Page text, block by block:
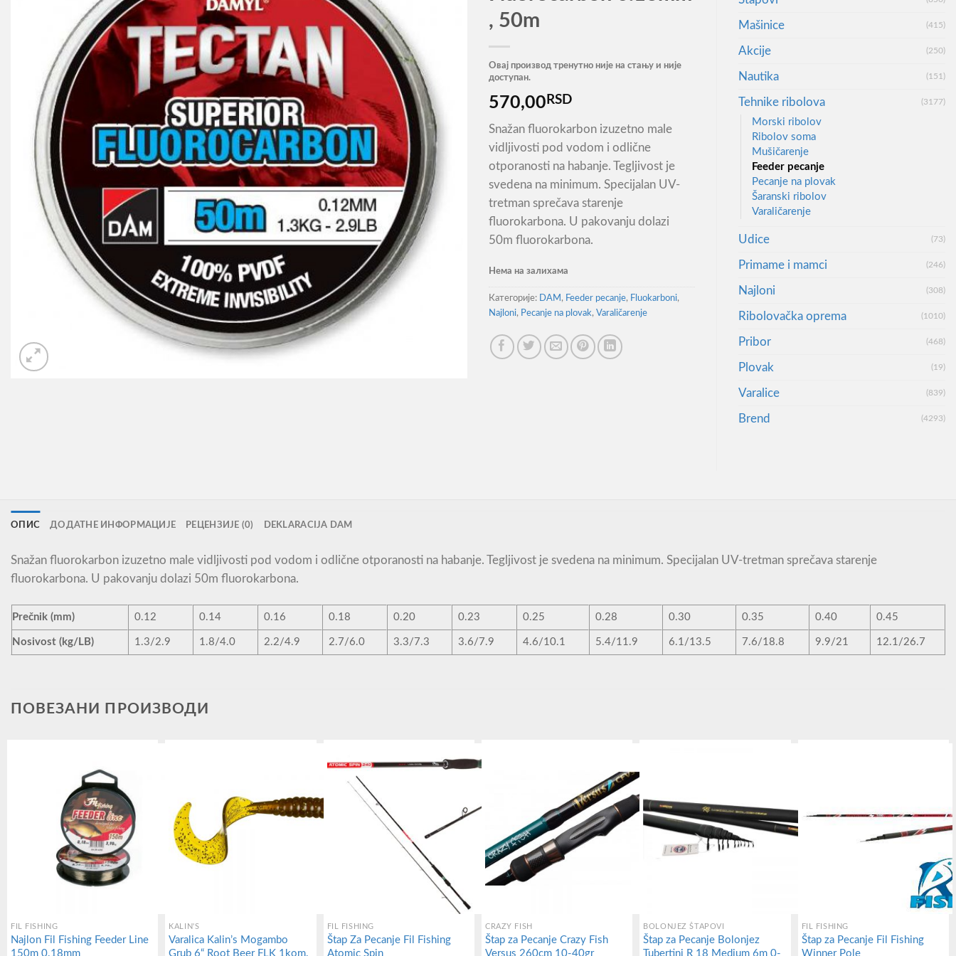
, 50m
Овај производ тренутно није на стању и није
доступан.
570,00 RSD
Snažan fluorokarbon izuzetno male
vidljivosti pod vodom i odlične
otporanosti na habanje. Tegljivost je
svedena na minimum. Specijalan UV-
tretman sprečava starenje
fluorokarbona. U pakovanju dolazi
50m fluorokarbona.
Нема на залихама
Категорије: DAM , Feeder pecanje, Fluokarboni,
Najloni, Pecanje na plovak, Varaličarenje
Mašinice (415)
Akcije (250)
Nautika (151)
Tehnike ribolova (3177)
Morski ribolov
Ribolov soma
Mušičarenje
Feeder pecanje
Pecanje na plovak
Šaranski ribolov
Varaličarenje
Udice (73)
Primame i mamci (246)
Najloni (308)
Ribolovačka oprema (1010)
Pribor (468)
Plovak (19)
Varalice (839)
Brend (4293)
ОПИС ДОДАТНЕ ИНФОРМАЦИЈЕ РЕЦЕНЗИЈЕ (0) DEKLARACIJA DAM
Snažan fluorokarbon izuzetno male vidljivosti pod vodom i odlične otporanosti na habanje. Tegljivost je svedena na minimum. Specijalan UV-tretman sprečava starenje
fluorokarbona. U pakovanju dolazi 50m fluorokarbona.
Prečnik (mm) 0.12 0.14 0.16 0.18 0.20 0.23 0.25 0.28 0.30 0.35 0.40 0.45
Nosivost (kg/LB) 1.3/2.9 1.8/4.0 2.2/4.9 2.7/6.0 3.3/7.3 3.6/7.9 4.6/10.1 5.4/11.9 6.1/13.5 7.6/18.8 9.9/21 12.1/26.7
ПОВЕЗАНИ ПРОИЗВОДИ
FIL FISHING
Najlon Fil Fishing Feeder Line
150m 0.18mm
KALIN'S
Varalica Kalin’s Mogambo
Grub 6“ Root Beer FLK 1kom.
FIL FISHING
Štap Za Pecanje Fil Fishing
Atomic Spin
CRAZY FISH
Štap za Pecanje Crazy Fish
Versus 260cm 10-40gr
BOLONJEZ ŠTAPOVI
Štap za Pecanje Bolonjez
Tubertini R 18 Medium 6m 0-
FIL FISHING
Štap za Pecanje Fil Fishing
Winner Pole